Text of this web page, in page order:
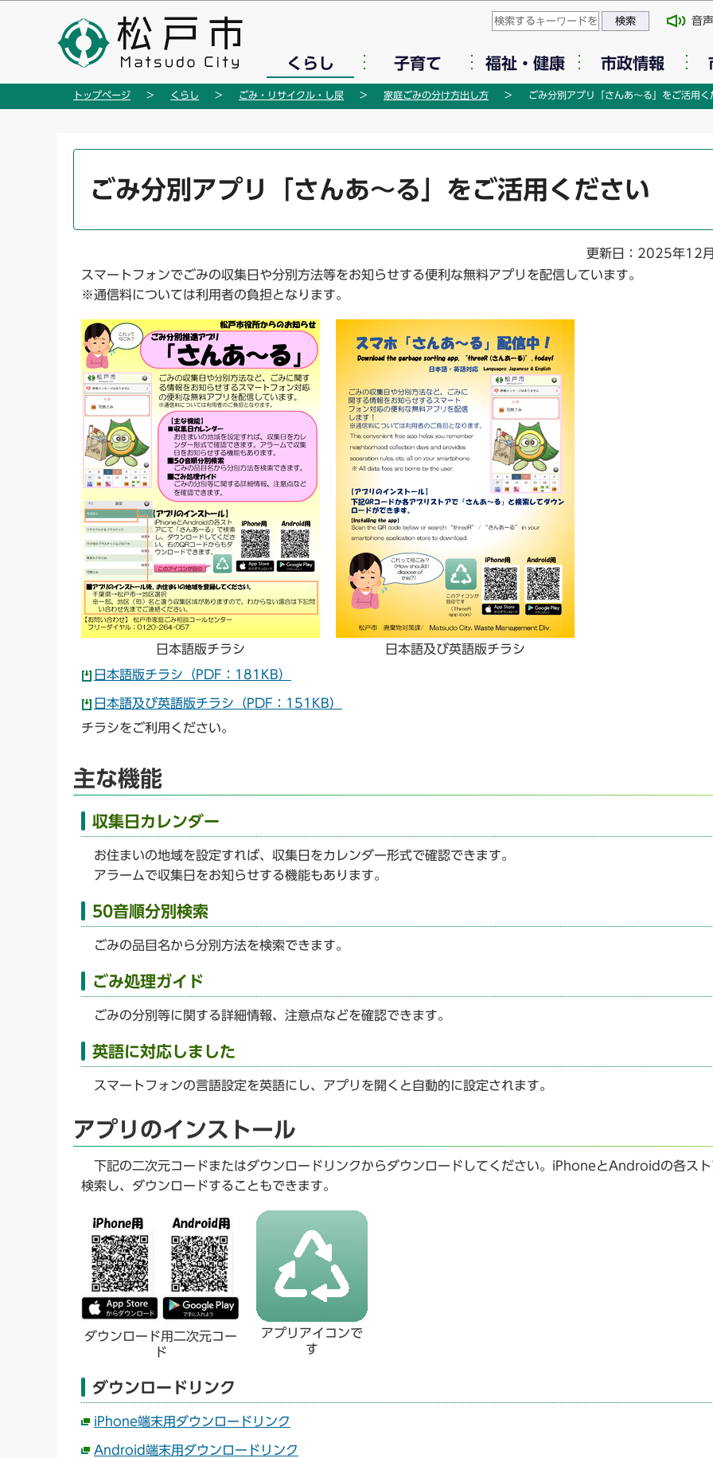
の
このページの本文へ移動
音
くらし 子育て 福祉・健康 市政情報
トップページ くらし ごみ・リサイクル・し尿 家庭ごみの分け方出し方 ごみ分別アプリ「さんあ～る」をご活用く
ごみ分別アプリ「さんあ～る」をご活用ください
更新日：2025年12
スマートフォンでごみの収集日や分別方法等をお知らせする便利な無料アプリを配信しています。
※通信料については利用者の負担となります。
日本語版チラシ 日本語及び英語版チラシ
日本語版チラシ（PDF：181KB）
日本語及び英語版チラシ（PDF：151KB）
チラシをご利用ください。
主な機能
収集日カレンダー
お住まいの地域を設定すれば、収集日をカレンダー形式で確認できます。
アラームで収集日をお知らせする機能もあります。
50音順分別検索
ごみの品目名から分別方法を検索できます。
ごみ処理ガイド
ごみの分別等に関する詳細情報、注意点などを確認できます。
英語に対応しました
スマートフォンの言語設定を英語にし、アプリを開くと自動的に設定されます。
アプリのインストール
下記の二次元コードまたはダウンロードリンクからダウンロードしてください。iPhoneとAndroidの各ス
検索し、ダウンロードすることもできます。
ダウンロード用二次元コー
ド
アプリアイコンで
す
ダウンロードリンク
iPhone端末用ダウンロードリンク
Android端末用ダウンロードリンク